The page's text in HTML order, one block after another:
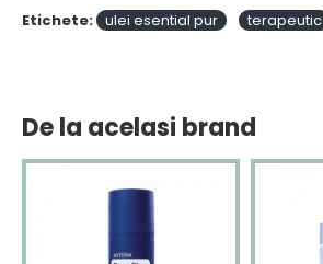
Etichete: ulei esential pur terapeutic
De la acelasi brand